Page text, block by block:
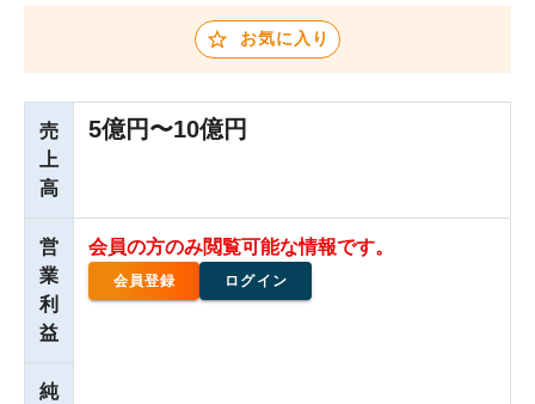
お気に入り
売
上
高
5億円〜10億円
営
業
利
益
会員の方のみ閲覧可能な情報です。
会員登録 ログイン
純